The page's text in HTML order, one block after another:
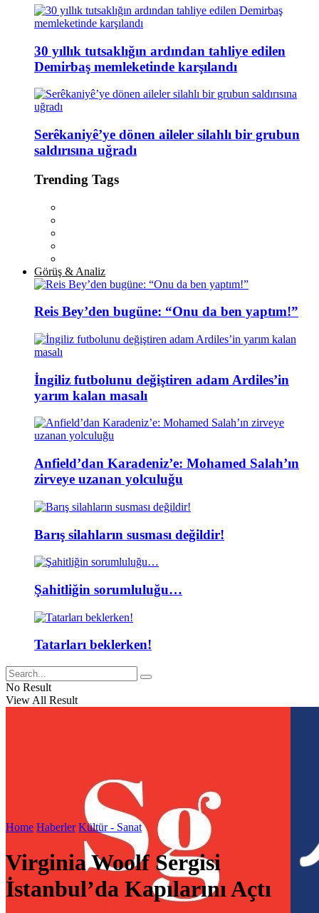
30 yıllık tutsaklığın ardından tahliye edilen
Demirbaş memleketinde karşılandı
Serêkaniyê’ye dönen aileler silahlı bir grubun
saldırısına uğradı
Trending Tags
Görüş & Analiz
Reis Bey’den bugüne: “Onu da ben yaptım!”
İngiliz futbolunu değiştiren adam Ardiles’in
yarım kalan masalı
Anfield’dan Karadeniz’e: Mohamed Salah’ın
zirveye uzanan yolculuğu
Barış silahların susması değildir!
Şahitliğin sorumluluğu…
Tatarları beklerken!
No Result
View All Result
Home Haberler Kültür - Sanat
Virginia Woolf Sergisi
İstanbul’da Kapılarını Açtı